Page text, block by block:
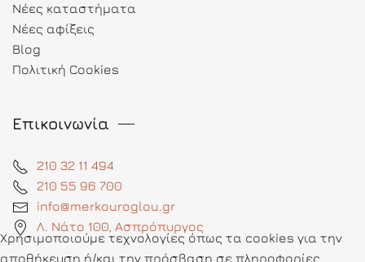
Νέες καταστήματα
Νέες αφίξεις
Blog
Πολιτική Cookies
Επικοινωνία
210 32 11 494
210 55 96 700
info@merkouroglou.gr
Λ. Νάτο 100, Ασπρόπυργος
Χρησιμοποιούμε τεχνολογίες όπως τα cookies για την
αποθήκευση ή/και την πρόσβαση σε πληροφορίες